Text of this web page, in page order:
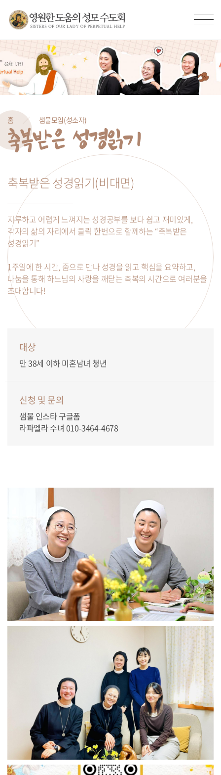
홈 샘물모임(성소자)
축복받은 성경읽기
축복받은 성경읽기(비대면)
지루하고 어렵게 느껴지는 성경공부를 보다 쉽고 재미있게,
각자의 삶의 자리에서 클릭 한번으로 함께하는 “축복받은
성경읽기”
1주일에 한 시간, 줌으로 만나 성경을 읽고 핵심을 요약하고,
나눔을 통해 하느님의 사랑을 깨닫는 축복의 시간으로 여러분을
초대합니다!
대상
만 38세 이하 미혼남녀 청년
신청 및 문의
샘물 인스타 구글폼
라파엘라 수녀 010-3464-4678